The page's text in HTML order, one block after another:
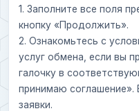
1. Заполните все поля
кнопку «Продолжить».
2. Ознакомьтесь с
услуг обмена, если вы
галочку в
принимаю соглашение».
заявки.